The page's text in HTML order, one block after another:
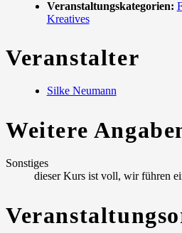
Veranstaltungskategorien:
Kreatives
Veranstalter
Silke Neumann
Weitere
Sonstiges
dieser Kurs ist voll, wir führen